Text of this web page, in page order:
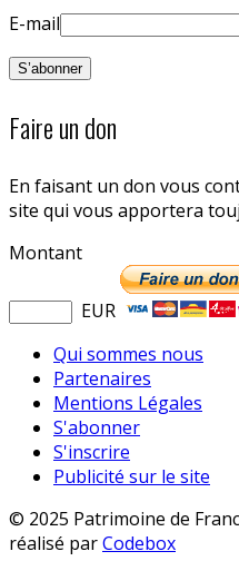
E-mail
Faire un don
En faisant un don vous
site qui vous apportera
Montant
EUR
Qui sommes nous
Partenaires
Mentions Légales
S'abonner
S'inscrire
Publicité sur le site
© 2025 Patrimoine de
réalisé parCodebox